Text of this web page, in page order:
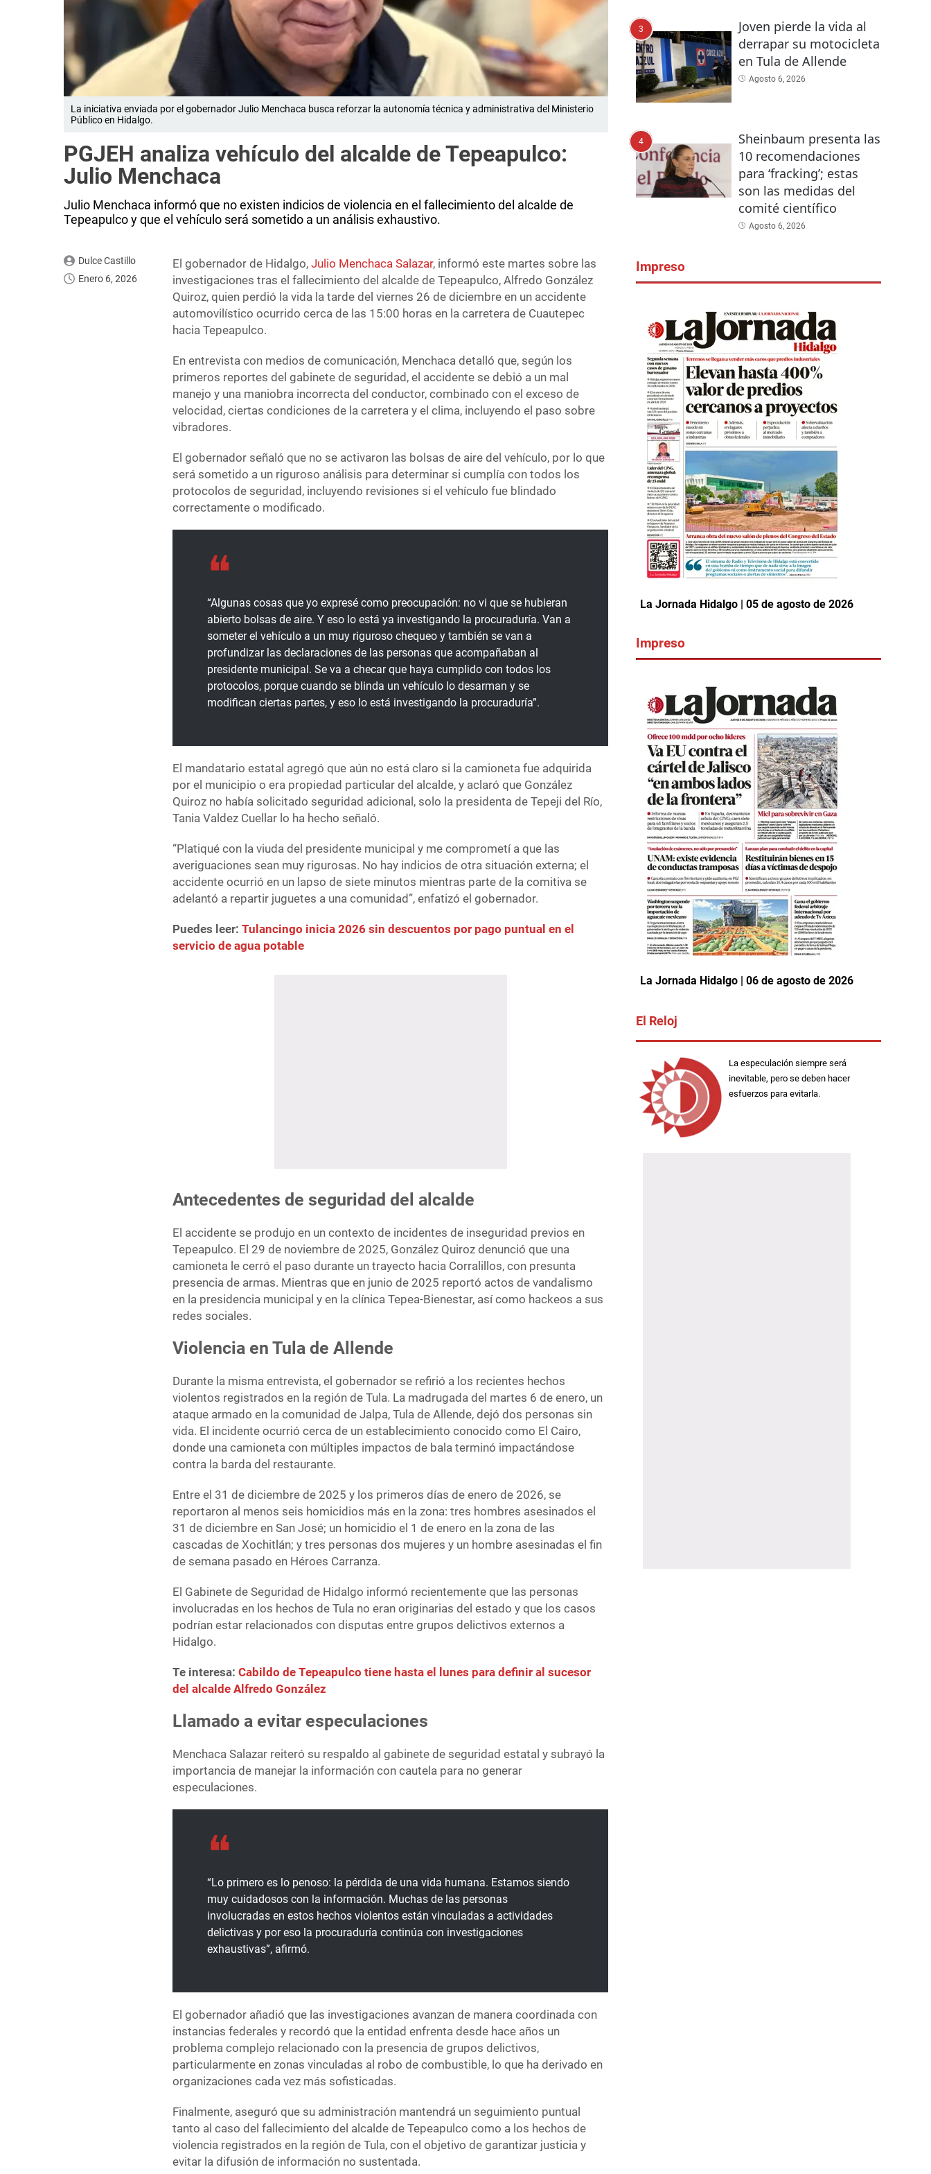
La iniciativa enviada por el gobernador Julio Menchaca busca reforzar la autonomía técnica y administrativa del Ministerio
Público en Hidalgo.
PGJEH analiza vehículo del alcalde de Tepeapulco:
Julio Menchaca
Julio Menchaca informó que no existen indicios de violencia en el fallecimiento del alcalde de
Tepeapulco y que el vehículo será sometido a un análisis exhaustivo.
Dulce Castillo
Enero 6, 2026
El gobernador de Hidalgo,Julio Menchaca Salazar, informó este martes sobre las
investigaciones tras el fallecimiento del alcalde de Tepeapulco, Alfredo González
Quiroz, quien perdió la vida la tarde del viernes 26 de diciembre en un accidente
automovilístico ocurrido cerca de las 15:00 horas en la carretera de Cuautepec
hacia Tepeapulco.
En entrevista con medios de comunicación, Menchaca detalló que, según los
primeros reportes del gabinete de seguridad, el accidente se debió a un mal
manejo y una maniobra incorrecta del conductor, combinado con el exceso de
velocidad, ciertas condiciones de la carretera y el clima, incluyendo el paso sobre
vibradores.
El gobernador señaló que no se activaron las bolsas de aire del vehículo, por lo que
será sometido a un riguroso análisis para determinar si cumplía con todos los
protocolos de seguridad, incluyendo revisiones si el vehículo fue blindado
correctamente o modificado.
“Algunas cosas que yo expresé como preocupación: no vi que se hubieran
abierto bolsas de aire. Y eso lo está ya investigando la procuraduría. Van a
someter el vehículo a un muy riguroso chequeo y también se van a
profundizar las declaraciones de las personas que acompañaban al
presidente municipal. Se va a checar que haya cumplido con todos los
protocolos, porque cuando se blinda un vehículo lo desarman y se
modifican ciertas partes, y eso lo está investigando la procuraduría”.
El mandatario estatal agregó que aún no está claro si la camioneta fue adquirida
por el municipio o era propiedad particular del alcalde, y aclaró que González
Quiroz no había solicitado seguridad adicional, solo la presidenta de Tepeji del Río,
Tania Valdez Cuellar lo ha hecho señaló.
“Platiqué con la viuda del presidente municipal y me comprometí a que las
averiguaciones sean muy rigurosas. No hay indicios de otra situación externa; el
accidente ocurrió en un lapso de siete minutos mientras parte de la comitiva se
adelantó a repartir juguetes a una comunidad”, enfatizó el gobernador.
Puedes leer:Tulancingo inicia 2026 sin descuentos por pago puntual en el
servicio de agua potable
Antecedentes de seguridad del alcalde
El accidente se produjo en un contexto de incidentes de inseguridad previos en
Tepeapulco. El 29 de noviembre de 2025, González Quiroz denunció que una
camioneta le cerró el paso durante un trayecto hacia Corralillos, con presunta
presencia de armas. Mientras que en junio de 2025 reportó actos de vandalismo
en la presidencia municipal y en la clínica Tepea-Bienestar, así como hackeos a sus
redes sociales.
Violencia en Tula de Allende
Durante la misma entrevista, el gobernador se refirió a los recientes hechos
violentos registrados en la región de Tula. La madrugada del martes 6 de enero, un
ataque armado en la comunidad de Jalpa, Tula de Allende, dejó dos personas sin
vida. El incidente ocurrió cerca de un establecimiento conocido como El Cairo,
donde una camioneta con múltiples impactos de bala terminó impactándose
contra la barda del restaurante.
Entre el 31 de diciembre de 2025 y los primeros días de enero de 2026, se
reportaron al menos seis homicidios más en la zona: tres hombres asesinados el
31 de diciembre en San José; un homicidio el 1 de enero en la zona de las
cascadas de Xochitlán; y tres personas dos mujeres y un hombre asesinadas el fin
de semana pasado en Héroes Carranza.
El Gabinete de Seguridad de Hidalgo informó recientemente que las personas
involucradas en los hechos de Tula no eran originarias del estado y que los casos
podrían estar relacionados con disputas entre grupos delictivos externos a
Hidalgo.
Te interesa:Cabildo de Tepeapulco tiene hasta el lunes para definir al sucesor
del alcalde Alfredo González
Llamado a evitar especulaciones
Menchaca Salazar reiteró su respaldo al gabinete de seguridad estatal y subrayó la
importancia de manejar la información con cautela para no generar
especulaciones.
“Lo primero es lo penoso: la pérdida de una vida humana. Estamos siendo
muy cuidadosos con la información. Muchas de las personas
involucradas en estos hechos violentos están vinculadas a actividades
delictivas y por eso la procuraduría continúa con investigaciones
exhaustivas”, afirmó.
El gobernador añadió que las investigaciones avanzan de manera coordinada con
instancias federales y recordó que la entidad enfrenta desde hace años un
problema complejo relacionado con la presencia de grupos delictivos,
particularmente en zonas vinculadas al robo de combustible, lo que ha derivado en
organizaciones cada vez más sofisticadas.
Finalmente, aseguró que su administración mantendrá un seguimiento puntual
tanto al caso del fallecimiento del alcalde de Tepeapulco como a los hechos de
violencia registrados en la región de Tula, con el objetivo de garantizar justicia y
evitar la difusión de información no sustentada.
3
Joven pierde la vida al
derrapar su motocicleta
en Tula de Allende
Agosto 6, 2026
4
Sheinbaum presenta las
10 recomendaciones
para ‘fracking’; estas
son las medidas del
comité científico
Agosto 6, 2026
Impreso
La Jornada Hidalgo | 05 de agosto de 2026
Impreso
La Jornada Hidalgo | 06 de agosto de 2026
El Reloj
La especulación siempre será
inevitable, pero se deben hacer
esfuerzos para evitarla.